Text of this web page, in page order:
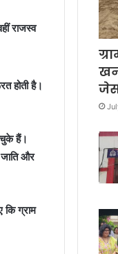
राजस्व
होती है।
चुके हैं।
और
ग्राम